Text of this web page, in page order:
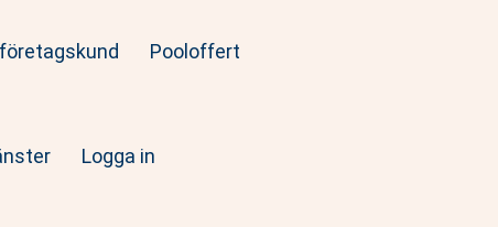
Pooloffert
Logga in